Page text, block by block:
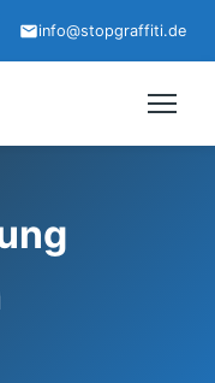
info@stopgraffiti.de